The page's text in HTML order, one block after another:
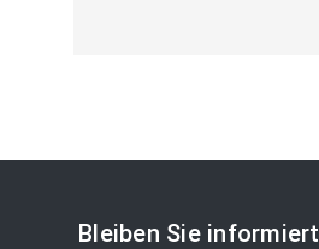
Bleiben Sie informiert